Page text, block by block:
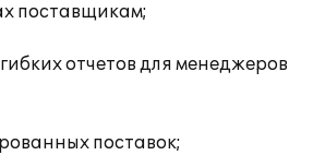
поставщикам;
отчетов для менеджеров
поставок;